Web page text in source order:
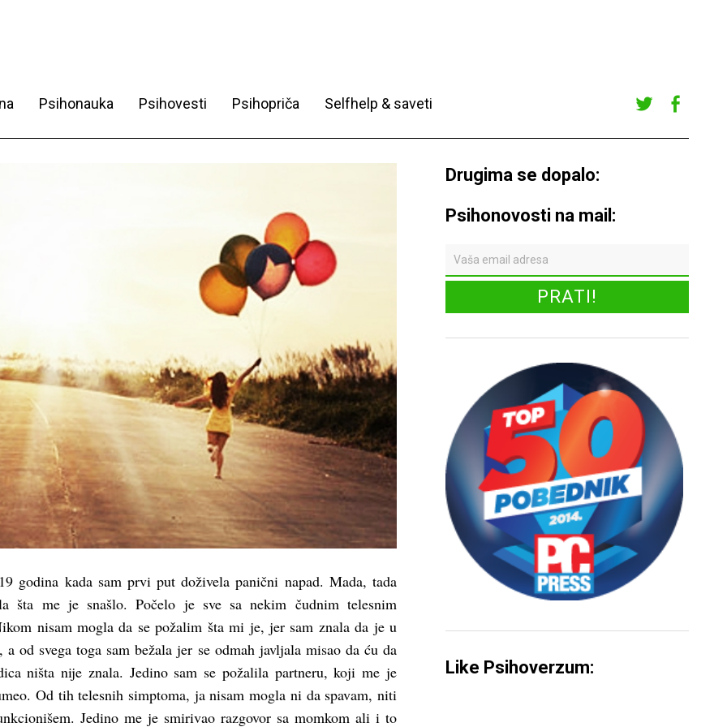
Psihonauka Psihovesti Psihopriča Selfhelp & saveti
r
ook
godina kada sam prvi put doživela panični napad. Mada, tada
šta me je snašlo. Počelo je sve sa nekim čudnim telesnim
nisam mogla da se požalim šta mi je, jer sam znala da je u
a od svega toga sam bežala jer se odmah javljala misao da ću da
ništa nije znala. Jedino sam se požalila partneru, koji me je
Od tih telesnih simptoma, ja nisam mogla ni da spavam, niti
Jedino me je smirivao razgovor sa momkom ali i to
Drugima se dopalo:
Psihonovosti na mail:
Like Psihoverzum: